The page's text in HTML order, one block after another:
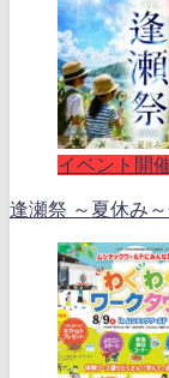
イベント開
逢瀬祭 ～夏休み